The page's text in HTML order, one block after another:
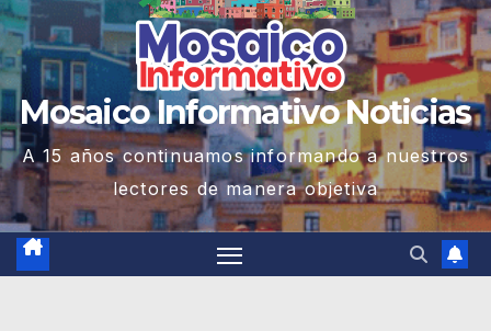
Mosaico Informativo Noticias
A 15 años continuamos informando a nuestros
lectores de manera objetiva